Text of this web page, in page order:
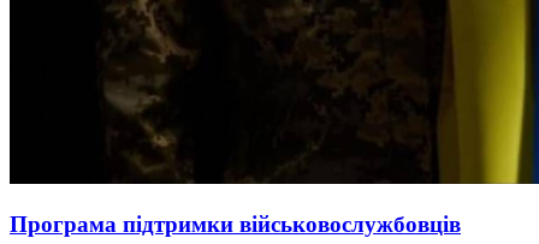
Програма підтримки військовослужбовців